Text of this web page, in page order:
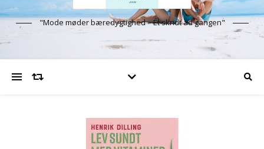
"Mode møder bæredygtighed – Ét skridt ad gangen"